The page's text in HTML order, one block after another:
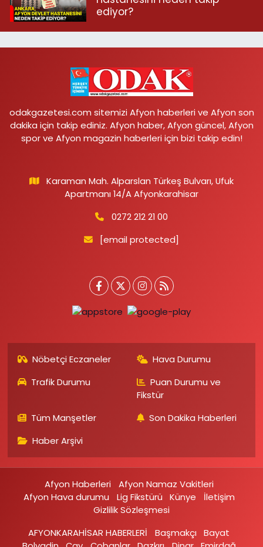
ediyor?
odakgazetesi.com sitemizi Afyon haberleri ve Afyon son
dakika için takip ediniz. Afyon haber, Afyon güncel, Afyon
spor ve Afyon magazin haberleri için bizi takip edin!
Karaman Mah. Alparslan Türkeş Bulvarı, Ufuk
Apartmanı 14/A Afyonkarahisar
0272 212 21 00
[email protected]
Nöbetçi Eczaneler
Hava Durumu
Trafik Durumu
Puan Durumu ve
Fikstür
Tüm Manşetler
Son Dakika Haberleri
Haber Arşivi
Afyon Haberleri
Afyon Namaz Vakitleri
Afyon Hava durumu
Lig Fikstürü Künye
İletişim
Gizlilik Sözleşmesi
AFYONKARAHİSAR HABERLERİ
Başmakçı
Bayat